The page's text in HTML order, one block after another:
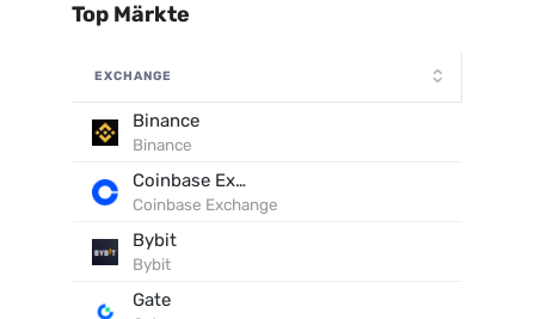
Top Märkte
EXCHANGE
Binance
Binance
Coinbase Exchange
Coinbase Exchange
Bybit
Bybit
Gate